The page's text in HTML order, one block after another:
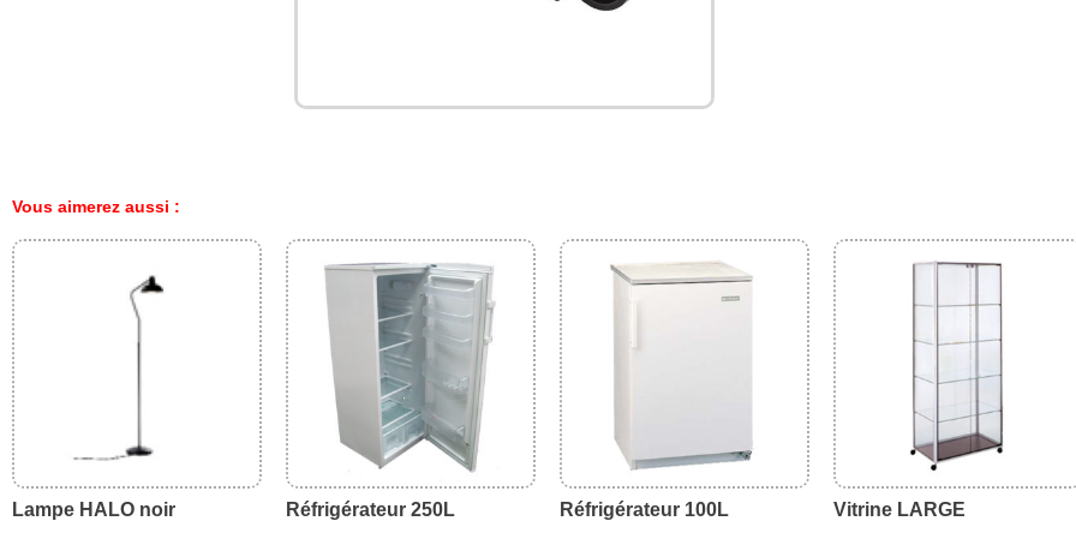
Vous aimerez aussi :
Lampe HALO noir Réfrigérateur 250L Réfrigérateur 100L Vitrine LARGE